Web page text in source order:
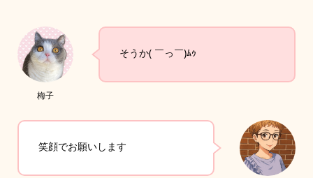
梅子
そうか( ￣っ￣)ﾑｩ
笑顔でお願いします